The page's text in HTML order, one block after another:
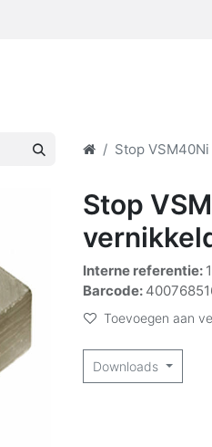
Stop
Stop
Interne referentie:
Barcode:
Toevoegen aan
Downloads